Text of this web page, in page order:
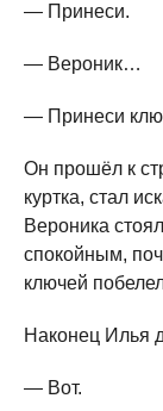
— Принеси.
— Вероник…
— Принеси
Он прошёл к
куртка, стал
Вероника
спокойным,
ключей
Наконец Илья
— Вот.